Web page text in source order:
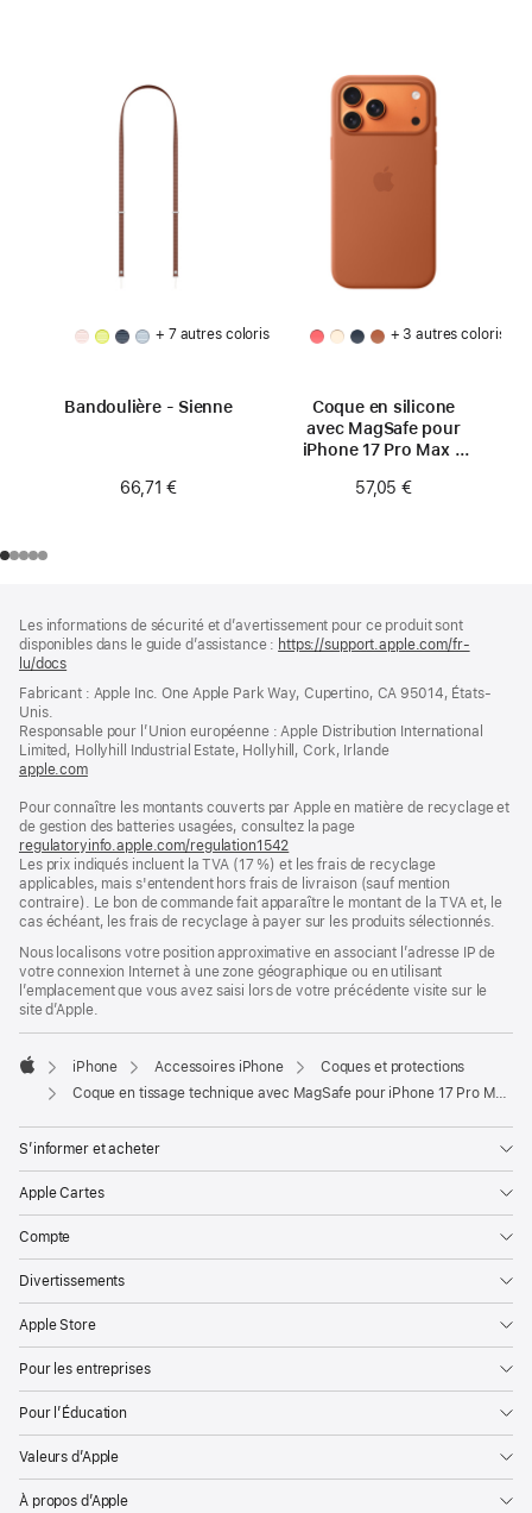
+ 7 autres coloris
Bandoulière - Sienne
66,71 €
+ 3 autres coloris
Coque en silicone
avec MagSafe pour
iPhone 17 Pro Max –
57,05 €
de
page
de
bas
de
page
Les informations de sécurité et d’avertissement pour ce produit sont
disponibles dans le guide d’assistance : https://support.apple.com/fr-
lu/docs
une
fenêtre)
Fabricant : Apple Inc. One Apple Park Way, Cupertino, CA 95014, États-
Unis.
Responsable pour l’Union européenne : Apple Distribution International
Limited, Hollyhill Industrial Estate, Hollyhill, Cork, Irlande
apple.com(s’ouvre
une
nouvelle
fenêtre)
Pour connaître les montants couverts par Apple en matière de recyclage et
de gestion des batteries usagées, consultez la page
regulatoryinfo.apple.com/regulation1542
dans
une
nouvelle
fenêtre)
Les prix indiqués incluent la TVA (17 %) et les frais de recyclage
applicables, mais s'entendent hors frais de livraison (sauf mention
contraire). Le bon de commande fait apparaître le montant de la TVA et, le
cas échéant, les frais de recyclage à payer sur les produits sélectionnés.
Nous localisons votre position approximative en associant l’adresse IP de
votre connexion Internet à une zone géographique ou en utilisant
l’emplacement que vous avez saisi lors de votre précédente visite sur le
site d’Apple.
Apple
iPhone Accessoires iPhone
Coques et protections
Coque en tissage technique avec MagSafe pour iPhone 17 Pro Max - Sienne
S’informer et acheter
Apple Cartes
Compte
Divertissements
Apple Store
Pour les entreprises
Pour l’Éducation
Valeurs d’Apple
À propos d’Apple